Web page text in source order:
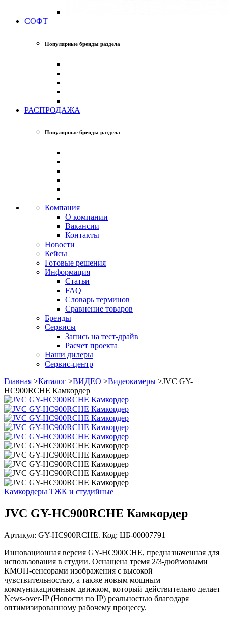
СОФТ
Популярные бренды раздела
РАСПРОДАЖА
Популярные бренды раздела
Компания
О компании
Вакансии
Контакты
Новости
Кейсы
Готовые решения
Информация
Статьи
FAQ
Словарь терминов
Сравнение товаров
Бренды
Сервисы
Запись на тест-драйв
Расчет проекта
Наши дилеры
Сервис-центр
Главная >Каталог >ВИДЕО >Видеокамеры >JVC GY-
HC900RCHE Камкордер
Камкордеры ТЖК и студийные
JVC GY-HC900RCHE Камкордер
Артикул: GY-HC900RCHE. Код: ЦБ-00007791
Инновационная версия GY-HC900CHE, предназначенная для
использования в студии. Оснащена тремя 2/3-дюймовыми
КМОП-сенсорами изображения с высокой
чувствительностью, а также новым мощным
коммуникационным движком, который действительно делает
News-over-IP (Новости по IP) реальностью благодаря
оптимизированному рабочему процессу.